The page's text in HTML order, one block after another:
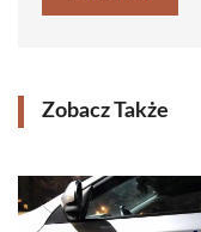
Zobacz Także